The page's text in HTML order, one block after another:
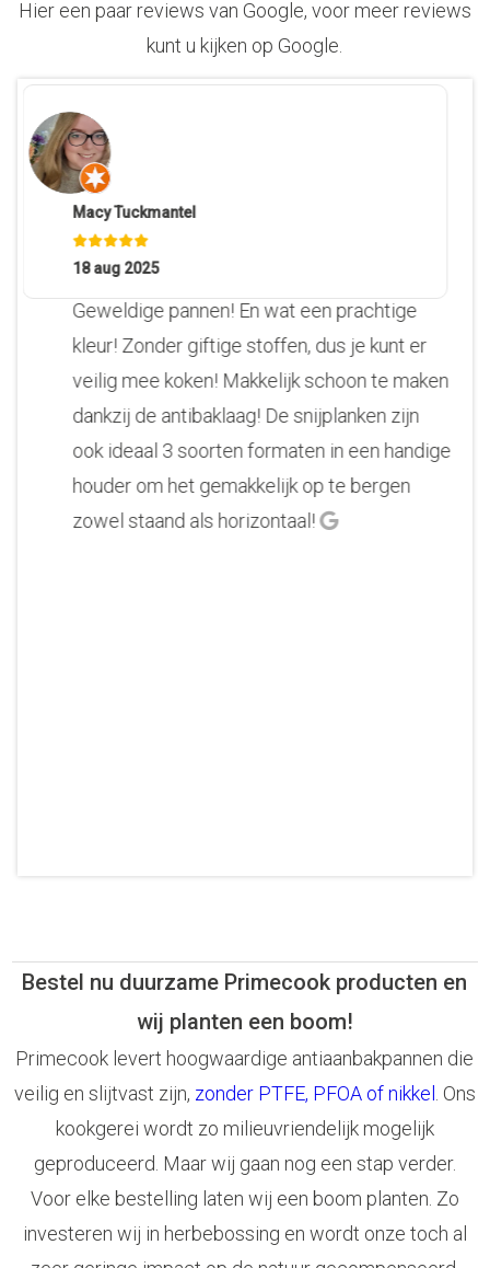
Hier een paar reviews van Google, voor meer reviews
kunt u kijken op Google.
Macy Tuckmantel
18 aug 2025
Geweldige pannen! En wat een prachtige
kleur! Zonder giftige stoffen, dus je kunt er
veilig mee koken! Makkelijk schoon te maken
dankzij de antibaklaag! De snijplanken zijn
ook ideaal 3 soorten formaten in een handige
houder om het gemakkelijk op te bergen
zowel staand als horizontaal!
Bestel nu duurzame Primecook producten en
wij planten een boom!
Primecook levert hoogwaardige antiaanbakpannen die
veilig en slijtvast zijn, zonder PTFE, PFOA of nikkel . Ons
kookgerei wordt zo milieuvriendelijk mogelijk
geproduceerd. Maar wij gaan nog een stap verder.
Voor elke bestelling laten wij een boom planten. Zo
investeren wij in herbebossing en wordt onze toch al